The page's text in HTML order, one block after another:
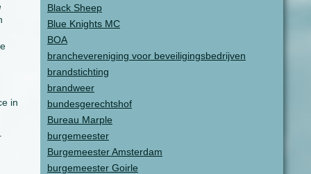
Black Sheep
Blue Knights MC
BOA
branchevereniging voor beveiligingsbedrijven
brandstichting
brandweer
bundesgerechtshof
Bureau Marple
burgemeester
Burgemeester Amsterdam
burgemeester Goirle
in